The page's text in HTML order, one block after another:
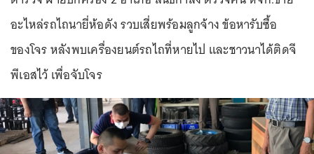
อะไหล่รถไถนายี่ห้อดัง รวบเสี่ยพร้อมลูกจ้าง ข้อหารับซื้อ
ของโจร หลังพบเครื่องยนต์รถไถที่หายไป และชาวนาได้ติดจี
พีเอสไว้ เพื่อจับโจร